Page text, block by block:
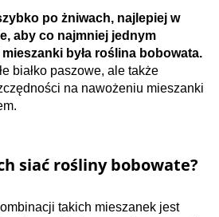
po żniwach, najlepiej w
aby co najmniej jednym
była roślina bobowata.
białko paszowe, ale także
na nawożeniu mieszanki
siać rośliny bobowate?
takich mieszanek jest